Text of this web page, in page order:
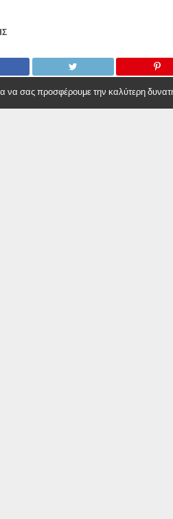
να σας προσφέρουμε την καλύτερη